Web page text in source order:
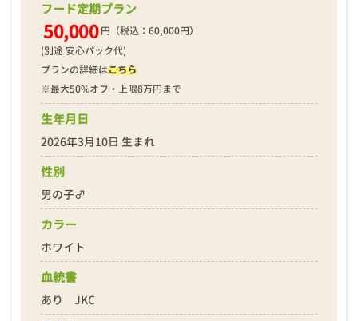
フード定期プラン
50,000 円（税込：60,000円）
(別途 安心パック代)
プランの詳細はこちら
※最大50%オフ・上限8万円まで
生年月日
2026年3月10日 生まれ
性別
男の子♂
カラー
ホワイト
血統書
あり JKC